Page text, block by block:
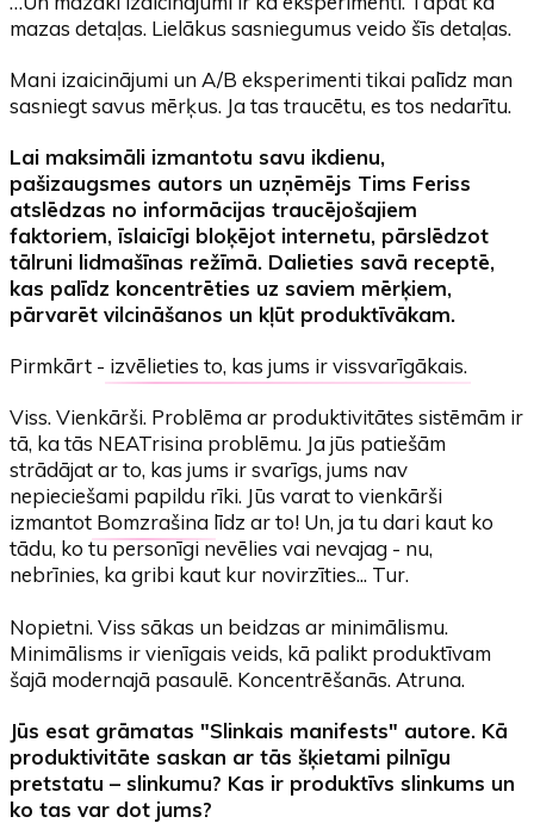
mazas detaļas. Lielākus sasniegumus veido šīs detaļas.
Mani izaicinājumi un A/B eksperimenti tikai palīdz man
sasniegt savus mērķus. Ja tas traucētu, es tos nedarītu.
Lai maksimāli izmantotu savu ikdienu,
pašizaugsmes autors un uzņēmējs Tims Feriss
atslēdzas no informācijas traucējošajiem
faktoriem, īslaicīgi bloķējot internetu, pārslēdzot
tālruni lidmašīnas režīmā. Dalieties savā receptē,
kas palīdz koncentrēties uz saviem mērķiem,
pārvarēt vilcināšanos un kļūt produktīvākam.
Pirmkārt - izvēlieties to, kas jums ir vissvarīgākais.
Viss. Vienkārši. Problēma ar produktivitātes sistēmām ir
tā, ka tās NEATrisina problēmu. Ja jūs patiešām
strādājat ar to, kas jums ir svarīgs, jums nav
nepieciešami papildu rīki. Jūs varat to vienkārši
izmantot Bomzrašina līdz ar to! Un, ja tu dari kaut ko
tādu, ko tu personīgi nevēlies vai nevajag - nu,
nebrīnies, ka gribi kaut kur novirzīties... Tur.
Nopietni. Viss sākas un beidzas ar minimālismu.
Minimālisms ir vienīgais veids, kā palikt produktīvam
šajā modernajā pasaulē. Koncentrēšanās. Atruna.
Jūs esat grāmatas "Slinkais manifests" autore. Kā
produktivitāte saskan ar tās šķietami pilnīgu
pretstatu – slinkumu? Kas ir produktīvs slinkums un
ko tas var dot jums?